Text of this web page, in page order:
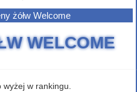
żółw Welcome
WELCOME
w rankingu.